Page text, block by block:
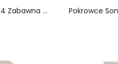
Pokrowce Sony Xperia L4 Zabawna Kreskówka